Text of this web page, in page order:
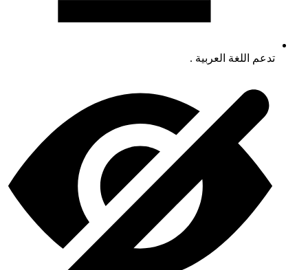
تدعم اللغة العربية .